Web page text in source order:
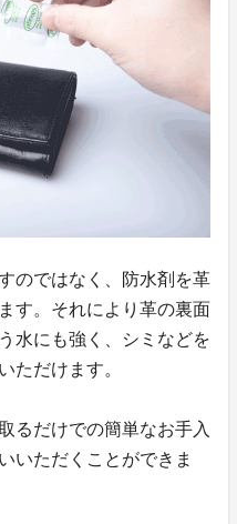
のではなく、防水剤を革
す。それにより革の裏面
水にも強く、シミなどを
ただけます。
るだけでの簡単なお手入
いただくことができま